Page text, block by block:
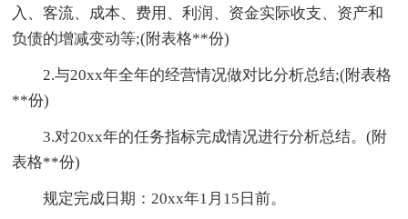
入、客流、成本、费用、利润、资金实际收支、资产和
负债的增减变动等;(附表格**份)
2.与20xx年全年的经营情况做对比分析总结;(附表格
**份)
3.对20xx年的任务指标完成情况进行分析总结。(附
表格**份)
规定完成日期：20xx年1月15日前。